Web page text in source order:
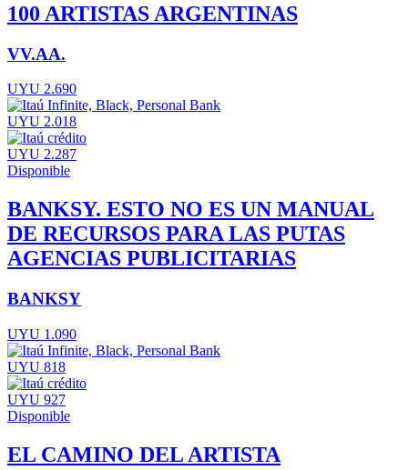
100 ARTISTAS ARGENTINAS
VV.AA.
UYU 2.690
UYU 2.018
UYU 2.287
Disponible
BANKSY. ESTO NO ES UN MANUAL
DE RECURSOS PARA LAS PUTAS
AGENCIAS PUBLICITARIAS
BANKSY
UYU 1.090
UYU 818
UYU 927
Disponible
EL CAMINO DEL ARTISTA